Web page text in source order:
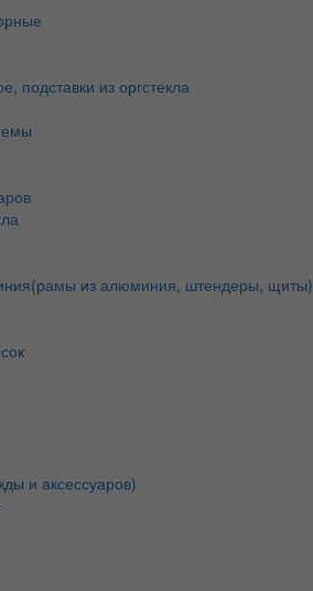
подставки из оргстекла
из алюминия, штендеры, щиты)
и аксессуаров)